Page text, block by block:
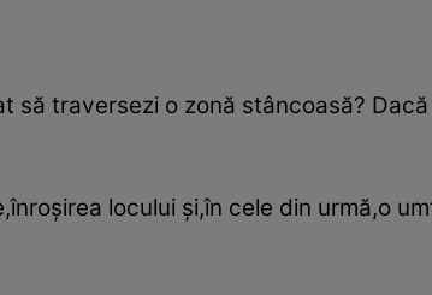
să traversezi o zonă stâncoasă?
locului şi,în cele din urmă,o